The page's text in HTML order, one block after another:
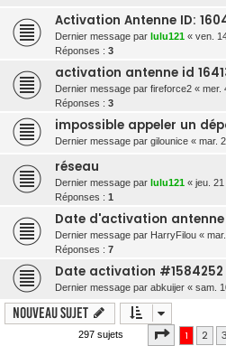
Activation Antenne ID:
Dernier message par lulu121 « ven.
Réponses : 3
activation antenne id
Dernier message par fireforce2 « mer.
Réponses : 3
impossible appeler un
Dernier message par gilounice « mar.
réseau
Dernier message par lulu121 « jeu.
Réponses : 1
Date d'activation antenne
Dernier message par HarryFilou «
Réponses : 7
Date activation
Dernier message par abkuijer « sam.
Nouveau sujet
297 sujets Page 1sur
1 2 3